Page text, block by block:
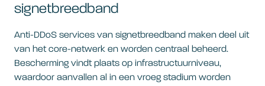
signetbreedband
Anti-DDoS services van signetbreedband maken deel uit
van het core-netwerk en worden centraal beheerd.
Bescherming vindt plaats op infrastructuurniveau,
waardoor aanvallen al in een vroeg stadium worden